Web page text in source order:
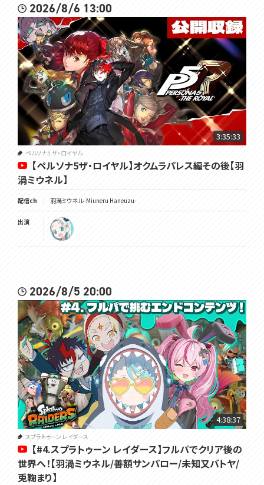
2026/8/6 13:00
3:35:33
ペルソナ5 ザ・ロイヤル
【ペルソナ5ザ・ロイヤル】オクムラパレス編その後【羽
渦ミウネル】
配信ch 羽渦ミウネル -Miuneru Haneuzu-
出演
2026/8/5 20:00
4:38:37
スプラトゥーン レイダース
【#4.スプラトゥーン レイダース】フルパでクリア後の
世界へ！【羽渦ミウネル/善額サンパロー/未知又バトヤ/
兎鞠まり】